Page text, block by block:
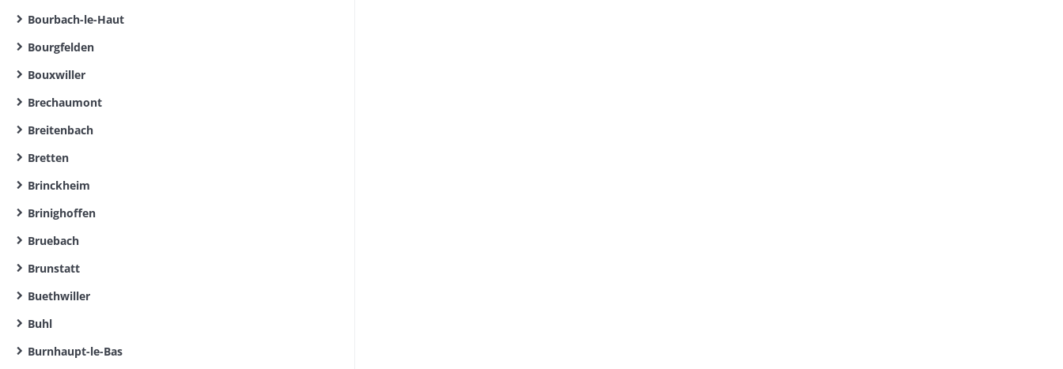
Bourbach-le-Haut
Bourgfelden
Bouxwiller
Brechaumont
Breitenbach
Bretten
Brinckheim
Brinighoffen
Bruebach
Brunstatt
Buethwiller
Buhl
Burnhaupt-le-Bas